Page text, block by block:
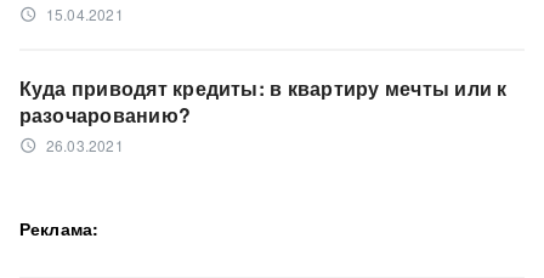
access_time 15.04.2021
Куда приводят кредиты: в квартиру мечты или к
разочарованию?
access_time 26.03.2021
Реклама: